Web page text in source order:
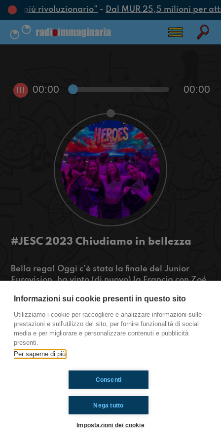
più rivoluzionario”- Dal MUR 25,5 milioni per
!!! 00:00 00:00
#JESC 2023 Chiudiamo in bellezza
Bella rega! Oggi c’è stata la finale del Junior
Eurovision, ha vinto (di nuovo) la Francia con Zoé
puntata da Nizza e la stiamo registrando da una
fermata del tram. Per sapere come ci siamo
arrivati dovete ascoltarci!
https://www.radioimmaginaria.it
Ti è piaciuto? Condividilo!
Informazioni sui cookie presenti in questo sito
Utilizziamo i cookie per raccogliere e analizzare informazioni sulle
prestazioni e sull'utilizzo del sito, per fornire funzionalità di social
media e per migliorare e personalizzare contenuti e pubblicità
presenti.
Per saperne di più
Nega tutto
Consenti
Impostazioni dei cookie